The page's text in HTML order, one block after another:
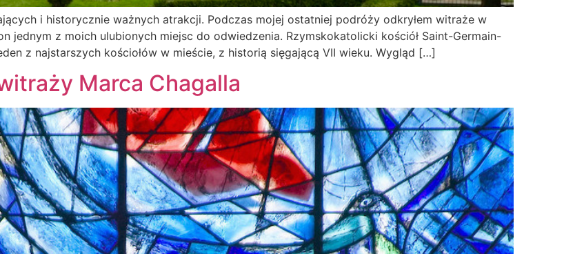
i historycznie ważnych atrakcji. Podczas mojej ostatniej podróży odkryłem witraże w
jednym z moich ulubionych miejsc do odwiedzenia. Rzymskokatolicki kościół Saint-Germain-
z najstarszych kościołów w mieście, z historią sięgającą VII wieku. Wygląd […]
Marca Chagalla